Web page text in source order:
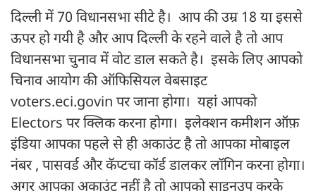
दिल्ली में 70 विधानसभा सीटे है। आप की उम्र 18 या इससे
ऊपर हो गयी है और आप दिल्ली के रहने वाले है तो आप
विधानसभा चुनाव में वोट डाल सकते है। इसके लिए आपको
चिनाव आयोग की ऑफिसियल वेबसाइट
voters.eci.govin पर जाना होगा। यहां आपको
Electors पर क्लिक करना होगा। इलेक्शन कमीशन ऑफ़
इंडिया आपका पहले से ही अकाउंट है तो आपका मोबाइल
नंबर , पासवर्ड और कॅप्टचा कॉर्ड डालकर लॉगिन करना होगा।